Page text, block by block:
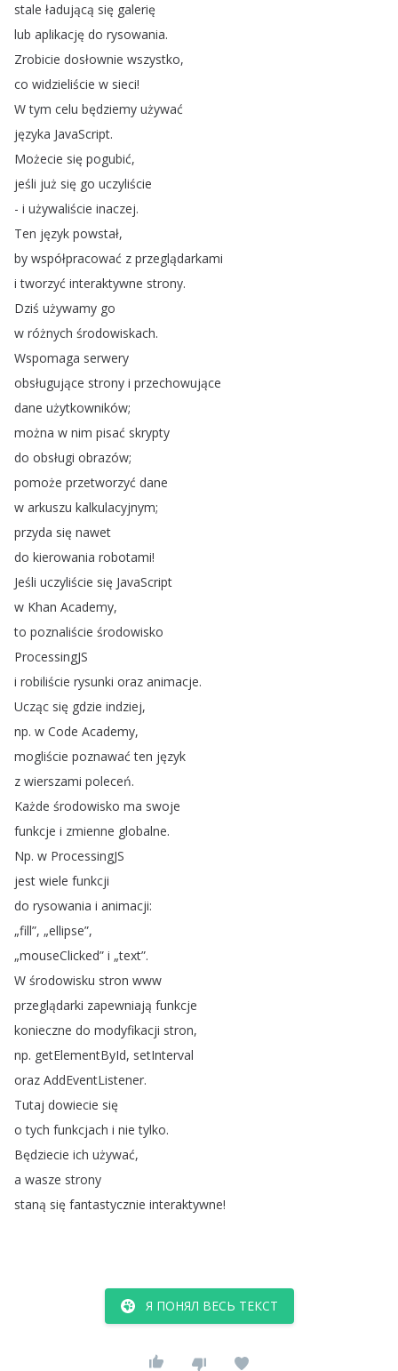
stale ładującą się galerię
lub aplikację do rysowania.
Zrobicie dosłownie wszystko,
co widzieliście w sieci!
W tym celu będziemy używać
języka JavaScript.
Możecie się pogubić,
jeśli już się go uczyliście
- i używaliście inaczej.
Ten język powstał,
by współpracować z przeglądarkami
i tworzyć interaktywne strony.
Dziś używamy go
w różnych środowiskach.
Wspomaga serwery
obsługujące strony i przechowujące
dane użytkowników;
można w nim pisać skrypty
do obsługi obrazów;
pomoże przetworzyć dane
w arkuszu kalkulacyjnym;
przyda się nawet
do kierowania robotami!
Jeśli uczyliście się JavaScript
w Khan Academy,
to poznaliście środowisko
ProcessingJS
i robiliście rysunki oraz animacje.
Ucząc się gdzie indziej,
np. w Code Academy,
mogliście poznawać ten język
z wierszami poleceń.
Każde środowisko ma swoje
funkcje i zmienne globalne.
Np. w ProcessingJS
jest wiele funkcji
do rysowania i animacji:
„fill”, „ellipse”,
„mouseClicked” i „text”.
W środowisku stron www
przeglądarki zapewniają funkcje
konieczne do modyfikacji stron,
np. getElementById, setInterval
oraz AddEventListener.
Tutaj dowiecie się
o tych funkcjach i nie tylko.
Będziecie ich używać,
a wasze strony
staną się fantastycznie interaktywne!
Я ПОНЯЛ ВЕСЬ ТЕКСТ